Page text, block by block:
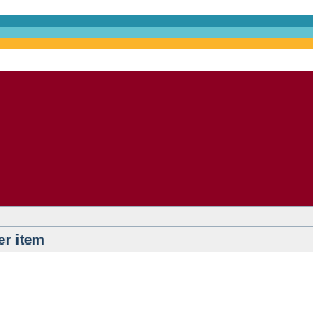
item